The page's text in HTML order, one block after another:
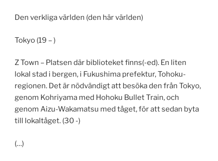
Den verkliga världen (den här världen)
Tokyo (19 – )
Z Town – Platsen där biblioteket finns(-ed). En liten
lokal stad i bergen, i Fukushima prefektur, Tohoku-
regionen. Det är nödvändigt att besöka den från Tokyo,
genom Kohriyama med Hohoku Bullet Train, och
genom Aizu-Wakamatsu med tåget, för att sedan byta
till lokaltåget. (30 -)
(…)